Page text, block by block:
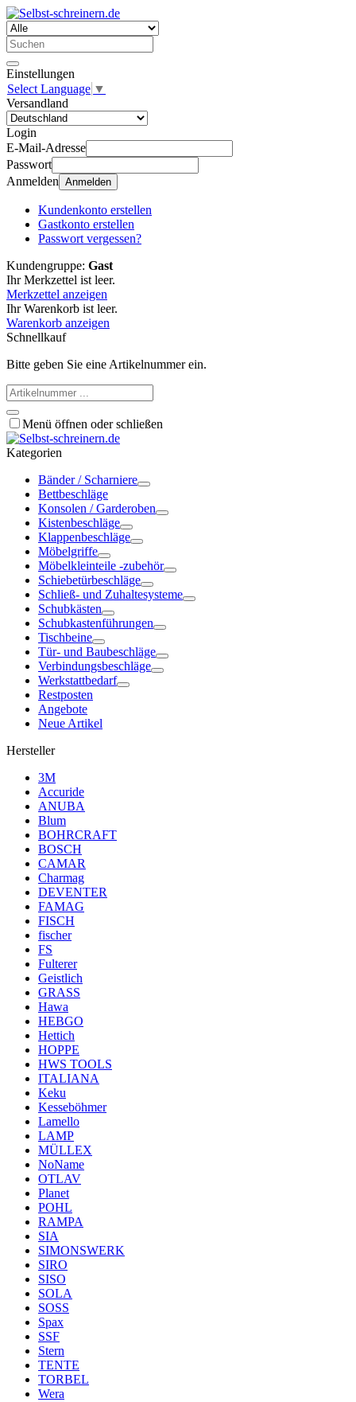
Einstellungen
Select Language ▼
Versandland
Login
E-Mail-Adresse
Passwort
Anmelden Anmelden
Kundenkonto erstellen
Gastkonto erstellen
Passwort vergessen?
Kundengruppe: Gast
Ihr Merkzettel ist leer.
Merkzettel anzeigen
Ihr Warenkorb ist leer.
Warenkorb anzeigen
Schnellkauf
Bitte geben Sie eine Artikelnummer ein.
Menü öffnen oder schließen
Kategorien
Bänder / Scharniere
Bettbeschläge
Konsolen / Garderoben
Kistenbeschläge
Klappenbeschläge
Möbelgriffe
Möbelkleinteile -zubehör
Schiebetürbeschläge
Schließ- und Zuhaltesysteme
Schubkästen
Schubkastenführungen
Tischbeine
Tür- und Baubeschläge
Verbindungsbeschläge
Werkstattbedarf
Restposten
Angebote
Neue Artikel
Hersteller
3M
Accuride
ANUBA
Blum
BOHRCRAFT
BOSCH
CAMAR
Charmag
DEVENTER
FAMAG
FISCH
fischer
FS
Fulterer
Geistlich
GRASS
Hawa
HEBGO
Hettich
HOPPE
HWS TOOLS
ITALIANA
Keku
Kesseböhmer
Lamello
LAMP
MÜLLEX
NoName
OTLAV
Planet
POHL
RAMPA
SIA
SIMONSWERK
SIRO
SISO
SOLA
SOSS
Spax
SSF
Stern
TENTE
TORBEL
Wera